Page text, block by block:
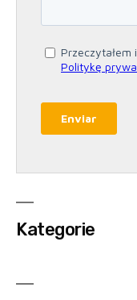
Kategorie